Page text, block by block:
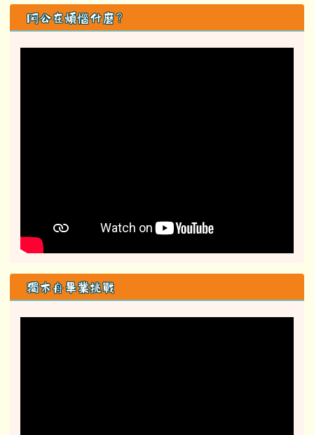
阿公在煩惱什麼？
獨木舟畢業挑戰